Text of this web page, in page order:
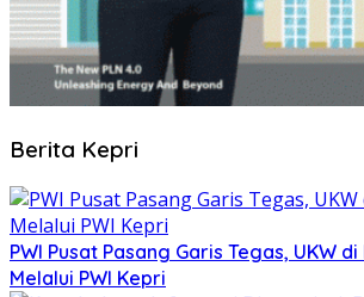
Berita Kepri
PWI Pusat Pasang Garis Tegas, UKW
Melalui PWI Kepri